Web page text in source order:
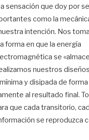
sensación que doy por
como la
intención. Nos
forma en que la energía
se
nuestros
y disipada de
al resultado final.
que cada transitorio,
se reproduzca